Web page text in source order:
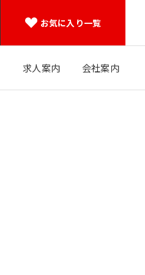
お気に入り一覧
求人案内 会社案内